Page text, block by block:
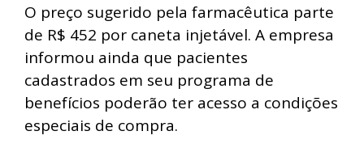
O preço sugerido pela farmacêutica parte
de R$ 452 por caneta injetável. A empresa
informou ainda que pacientes
cadastrados em seu programa de
benefícios poderão ter acesso a condições
especiais de compra.